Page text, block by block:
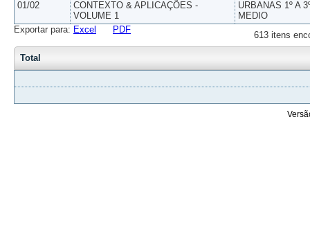
01/02
CONTEXTO & APLICAÇÕES -
VOLUME 1
URBANAS 1º A
MEDIO
613 itens
Exportar para: Excel PDF
Total